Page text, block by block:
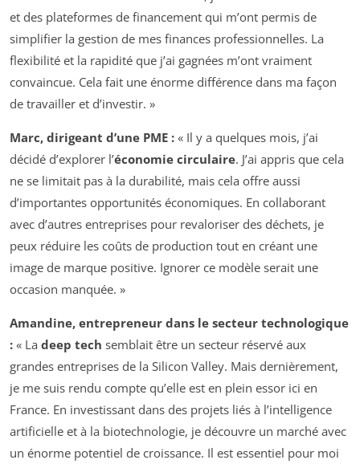
et des plateformes de financement qui m’ont permis de
simplifier la gestion de mes finances professionnelles. La
flexibilité et la rapidité que j’ai gagnées m’ont vraiment
convaincue. Cela fait une énorme différence dans ma façon
de travailler et d’investir. »
Marc, dirigeant d’une PME : « Il y a quelques mois, j’ai
décidé d’explorer l’économie circulaire. J’ai appris que cela
ne se limitait pas à la durabilité, mais cela offre aussi
d’importantes opportunités économiques. En collaborant
avec d’autres entreprises pour revaloriser des déchets, je
peux réduire les coûts de production tout en créant une
image de marque positive. Ignorer ce modèle serait une
occasion manquée. »
Amandine, entrepreneur dans le secteur technologique
: « La deep tech semblait être un secteur réservé aux
grandes entreprises de la Silicon Valley. Mais dernièrement,
je me suis rendu compte qu’elle est en plein essor ici en
France. En investissant dans des projets liés à l’intelligence
artificielle et à la biotechnologie, je découvre un marché avec
un énorme potentiel de croissance. Il est essentiel pour moi